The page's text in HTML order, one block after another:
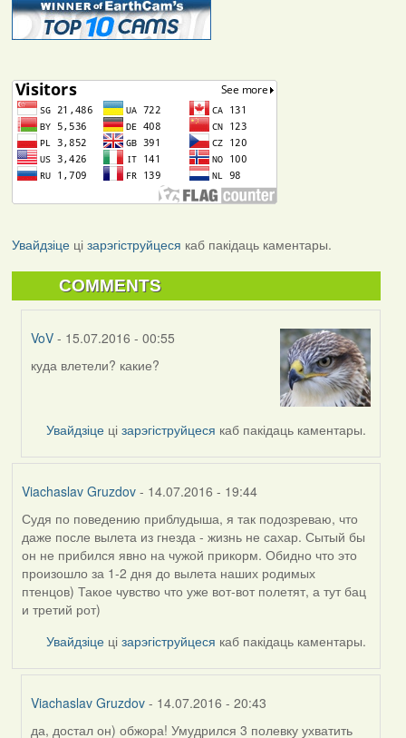
Увайдзіцеці зарэгіструйцеся каб пакідаць каментары.
COMMENTS
VoV - 15.07.2016 - 00:55
In
(госць)
куда влетели? какие?
Увайдзіце цізарэгіструйцеся каб пакідаць каментары.
Viachaslav Gruzdov- 14.07.2016 - 19:44
Судя по поведению приблудыша, я так подозреваю, что
даже после вылета из гнезда - жизнь не сахар. Сытый бы
он не прибился явно на чужой прикорм. Обидно что это
произошло за 1-2 дня до вылета наших родимых
птенцов) Такое чувство что уже вот-вот полетят, а тут бац
и третий рот)
Увайдзіце цізарэгіструйцеся каб пакідаць каментары.
Viachaslav Gruzdov - 14.07.2016 - 20:43
да, достал он) обжора! Умудрился 3 полевку ухватить